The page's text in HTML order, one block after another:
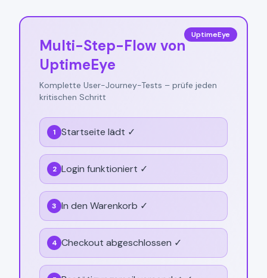
UptimeEye
Multi-Step-Flow von
UptimeEye
Komplette User-Journey-Tests – prüfe jeden
kritischen Schritt
1 Startseite lädt ✓
2 Login funktioniert ✓
3 In den Warenkorb ✓
4 Checkout abgeschlossen ✓